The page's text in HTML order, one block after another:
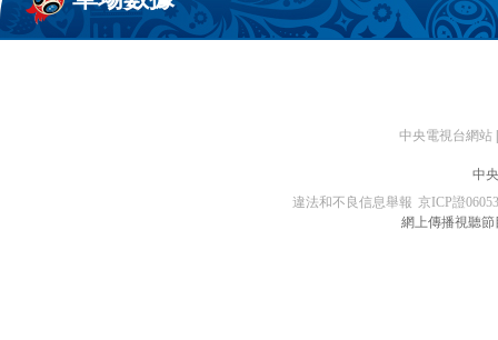
中央電視台網站
中
違法和不良信息舉報 京ICP證
網上傳播視聽節